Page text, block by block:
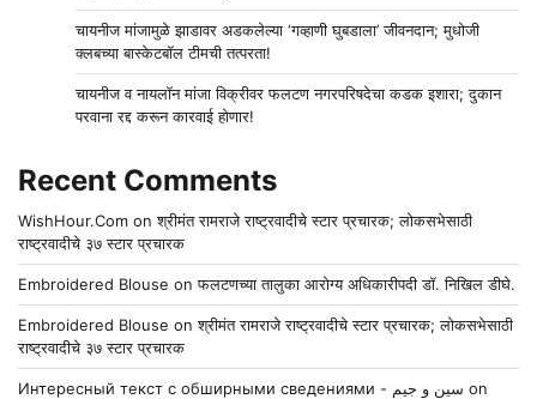
चायनीज मांजामुळे झाडावर अडकलेल्या ‘गव्हाणी घुबडाला’ जीवनदान; मुधोजी
क्लबच्या बास्केटबॉल टीमची तत्परता!
चायनीज व नायलॉन मांजा विक्रीवर फलटण नगरपरिषदेचा कडक इशारा; दुकान
परवाना रद्द करून कारवाई होणार!
Recent Comments
WishHour.Com onश्रीमंत रामराजे राष्ट्रवादीचे स्टार प्रचारक; लोकसभेसाठी
राष्ट्रवादीचे ३७ स्टार प्रचारक
Embroidered Blouse onफलटणच्या तालुका आरोग्य अधिकारीपदी डॉ. निखिल डीघे.
Embroidered Blouse onश्रीमंत रामराजे राष्ट्रवादीचे स्टार प्रचारक; लोकसभेसाठी
राष्ट्रवादीचे ३७ स्टार प्रचारक
Интересный текст с обширными сведениями - سين و جيم on